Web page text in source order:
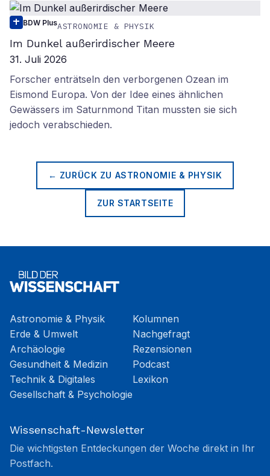
BDW PlusASTRONOMIE & PHYSIK
Im Dunkel außerirdischer Meere
31. Juli 2026
Forscher enträtseln den verborgenen Ozean im
Eismond Europa. Von der Idee eines ähnlichen
Gewässers im Saturnmond Titan mussten sie sich
jedoch verabschieden.
← ZURÜCK ZU ASTRONOMIE & PHYSIK
ZUR STARTSEITE
Astronomie & Physik
Erde & Umwelt
Archäologie
Gesundheit & Medizin
Technik & Digitales
Gesellschaft & Psychologie
Kolumnen
Nachgefragt
Rezensionen
Podcast
Lexikon
Wissenschaft-Newsletter
Die wichtigsten Entdeckungen der Woche direkt in Ihr
Postfach.